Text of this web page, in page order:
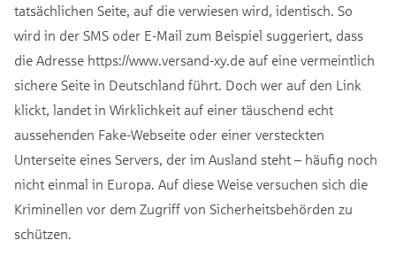
tatsächlichen Seite, auf die verwiesen wird, identisch. So
wird in der SMS oder E-Mail zum Beispiel suggeriert, dass
die Adresse https://www.versand-xy.de auf eine vermeintlich
sichere Seite in Deutschland führt. Doch wer auf den Link
klickt, landet in Wirklichkeit auf einer täuschend echt
aussehenden Fake-Webseite oder einer versteckten
Unterseite eines Servers, der im Ausland steht – häufig noch
nicht einmal in Europa. Auf diese Weise versuchen sich die
Kriminellen vor dem Zugriff von Sicherheitsbehörden zu
schützen.